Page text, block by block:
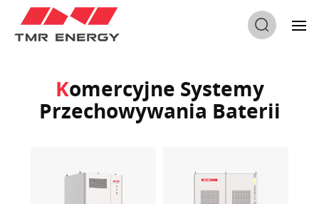
Dom / Komercyjne Systemy Przechowywania Baterii
Komercyjne Systemy
Przechowywania Baterii